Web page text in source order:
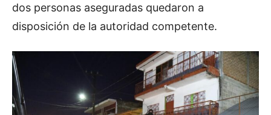
dos personas aseguradas quedaron a
disposición de la autoridad competente.